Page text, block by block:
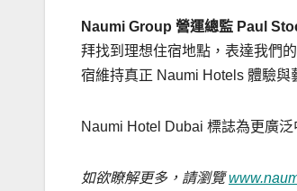
Naumi Group 營運總監 Paul
拜找到理想住宿地點，表達我們
宿維持真正 Naumi Hotels 體驗與
Naumi Hotel Dubai 標誌為更廣
如欲瞭解更多，請瀏覽